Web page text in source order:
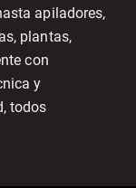
apiladores,
plantas,
con
y
todos